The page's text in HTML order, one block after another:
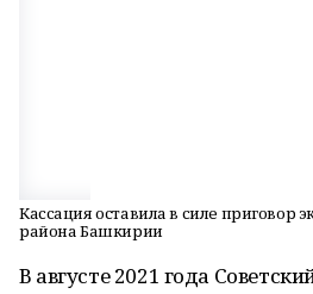
Кассация оставила в силе приговор
района Башкирии
В августе 2021 года